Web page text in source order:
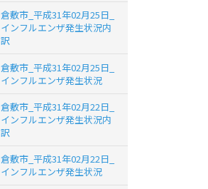
倉敷市_平成31年02月25日_
インフルエンザ発生状況内
訳
倉敷市_平成31年02月25日_
インフルエンザ発生状況
倉敷市_平成31年02月22日_
インフルエンザ発生状況内
訳
倉敷市_平成31年02月22日_
インフルエンザ発生状況